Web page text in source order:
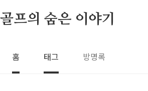
골프의 숨은 이야기
홈 태그 방명록